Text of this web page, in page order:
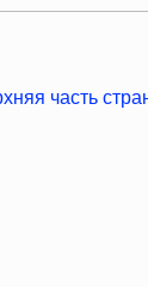
часть